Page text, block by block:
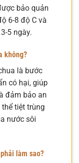
bảo quản
6-8 độ C và
5 ngày.
không?
là bước
có hại, giúp
đảm bảo an
tiệt trùng
nước sôi
làm sao?